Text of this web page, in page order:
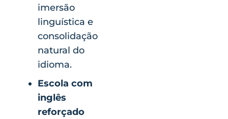
imersão
linguística e
consolidação
natural do
idioma.
Escola com
inglês
reforçado